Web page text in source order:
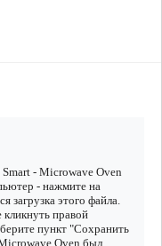
Smart - Microwave Oven
- нажмите на
загрузка этого файла.
правой
пункт "Сохранить
Oven был